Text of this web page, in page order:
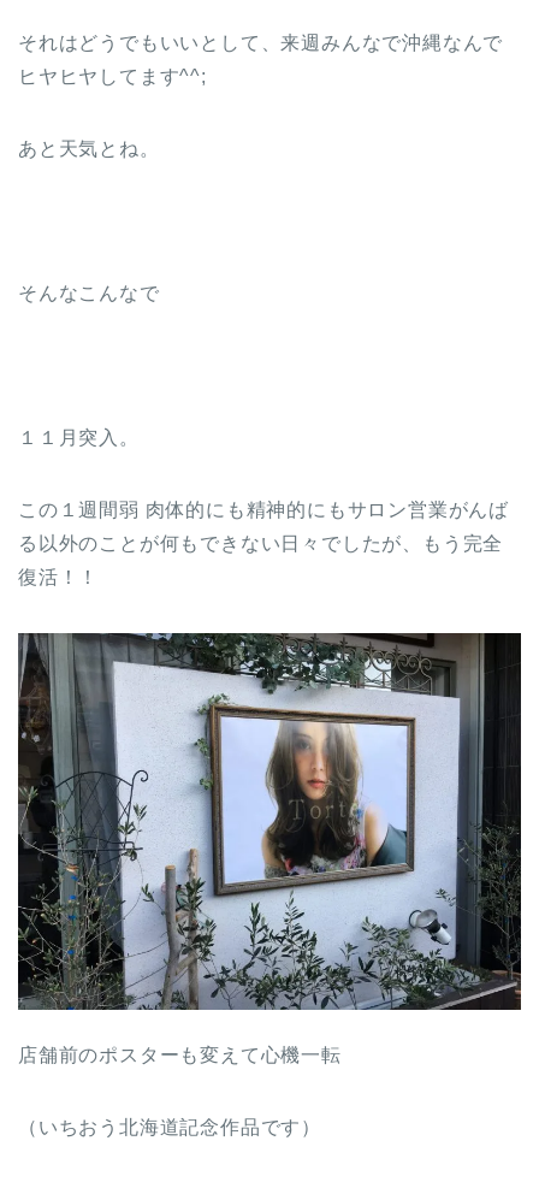
それはどうでもいいとして、来週みんなで沖縄なんで
ヒヤヒヤしてます^^;
あと天気とね。
そんなこんなで
１１月突入。
この１週間弱 肉体的にも精神的にもサロン営業がんば
る以外のことが何もできない日々でしたが、もう完全
復活！！
店舗前のポスターも変えて心機一転
（いちおう北海道記念作品です）